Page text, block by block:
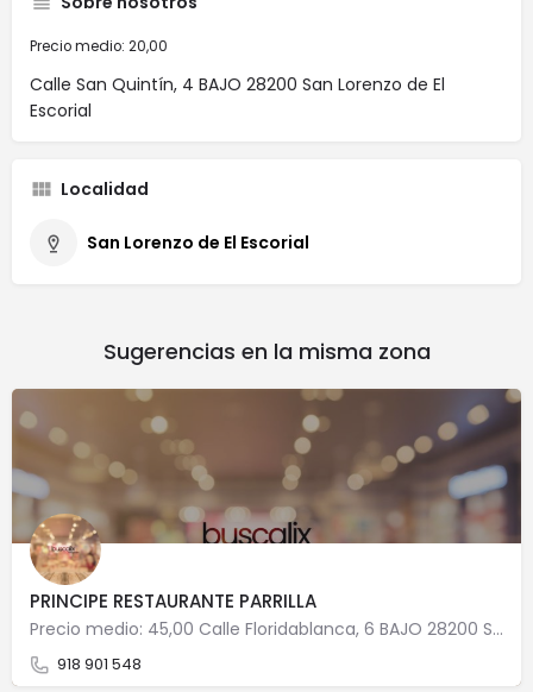
Precio medio: 20,00
Calle San Quintín, 4 BAJO 28200 San Lorenzo de El
Escorial
Localidad
San Lorenzo de El Escorial
Sugerencias en la misma zona
PRINCIPE RESTAURANTE PARRILLA
Precio medio: 45,00 Calle Floridablanca, 6 BAJO 28200 San Lorenzo de El Escorial
918 901 548